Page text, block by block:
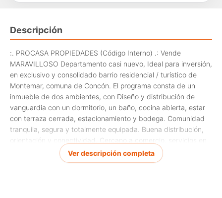
Descripción
:. PROCASA PROPIEDADES (Código Interno) .: Vende
MARAVILLOSO Departamento casi nuevo, Ideal para inversión,
en exclusivo y consolidado barrio residencial / turístico de
Montemar, comuna de Concón. El programa consta de un
inmueble de dos ambientes, con Diseño y distribución de
vanguardia con un dormitorio, un baño, cocina abierta, estar
con terraza cerrada, estacionamiento y bodega. Comunidad
tranquila, segura y totalmente equipada. Buena distribución,
orientación y conectividad. Cercano a comercio, servicios en
general y de las mejores playas del país. Código interno
Ver descripción completa